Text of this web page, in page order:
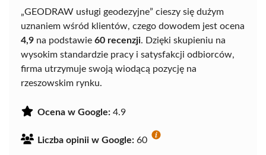
„GEODRAW usługi geodezyjne” cieszy się dużym
uznaniem wśród klientów, czego dowodem jest ocena
4,9 na podstawie 60 recenzji. Dzięki skupieniu na
wysokim standardzie pracy i satysfakcji odbiorców,
firma utrzymuje swoją wiodącą pozycję na
rzeszowskim rynku.
Ocena w Google: 4.9
Liczba opinii w Google: 60